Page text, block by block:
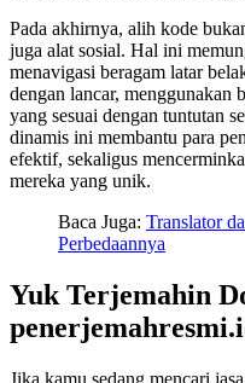
Pada akhirnya, alih kode
juga alat sosial. Hal ini
menavigasi beragam latar
dengan lancar, menggunakan
yang sesuai dengan tuntutan
dinamis ini membantu para
efektif, sekaligus
mereka yang unik.
Baca Juga: Translator
Perbedaannya
Yuk Terjemahin
Jika kamu sedang mencari